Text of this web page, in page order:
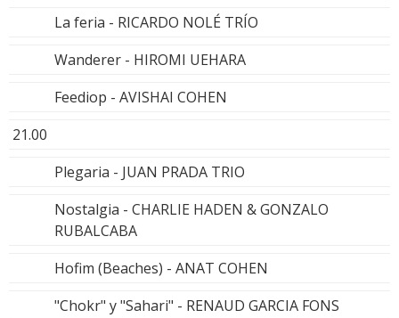
La feria - RICARDO NOLÉ TRÍO
Wanderer - HIROMI UEHARA
Feediop - AVISHAI COHEN
21.00
Plegaria - JUAN PRADA TRIO
Nostalgia - CHARLIE HADEN & GONZALO
RUBALCABA
Hofim (Beaches) - ANAT COHEN
"Chokr" y "Sahari" - RENAUD GARCIA FONS